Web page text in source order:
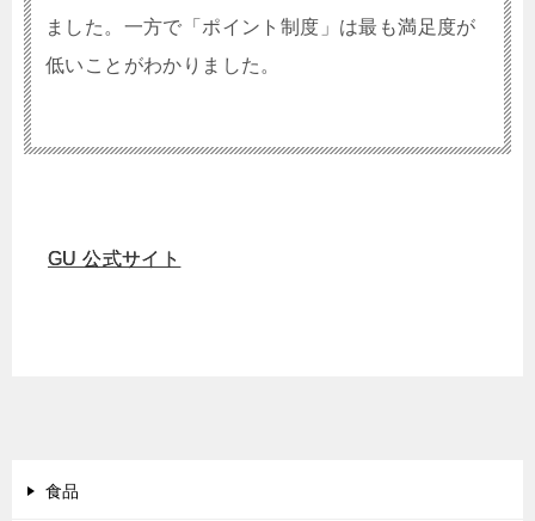
ました。一方で「ポイント制度」は最も満足度が
低いことがわかりました。
GU 公式サイト
食品